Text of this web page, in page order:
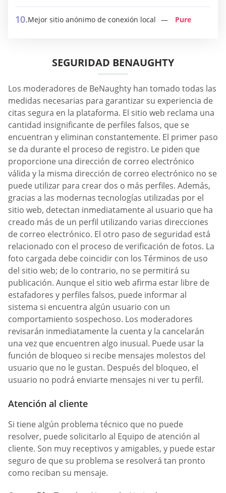
Mejor sitio anónimo de conexión local Pure
SEGURIDAD BENAUGHTY
Los moderadores de BeNaughty han tomado todas las
medidas necesarias para garantizar su experiencia de
citas segura en la plataforma. El sitio web reclama una
cantidad insignificante de perfiles falsos, que se
encuentran y eliminan constantemente. El primer paso
se da durante el proceso de registro. Le piden que
proporcione una dirección de correo electrónico
válida y la misma dirección de correo electrónico no se
puede utilizar para crear dos o más perfiles. Además,
gracias a las modernas tecnologías utilizadas por el
sitio web, detectan inmediatamente al usuario que ha
creado más de un perfil utilizando varias direcciones
de correo electrónico. El otro paso de seguridad está
relacionado con el proceso de verificación de fotos. La
foto cargada debe coincidir con los Términos de uso
del sitio web; de lo contrario, no se permitirá su
publicación. Aunque el sitio web afirma estar libre de
estafadores y perfiles falsos, puede informar al
sistema si encuentra algún usuario con un
comportamiento sospechoso. Los moderadores
revisarán inmediatamente la cuenta y la cancelarán
una vez que encuentren algo inusual. Puede usar la
función de bloqueo si recibe mensajes molestos del
usuario que no le gustan. Después del bloqueo, el
usuario no podrá enviarte mensajes ni ver tu perfil.
Atención al cliente
Si tiene algún problema técnico que no puede
resolver, puede solicitarlo al Equipo de atención al
cliente. Son muy receptivos y amigables, y puede estar
seguro de que su problema se resolverá tan pronto
como reciban su mensaje.